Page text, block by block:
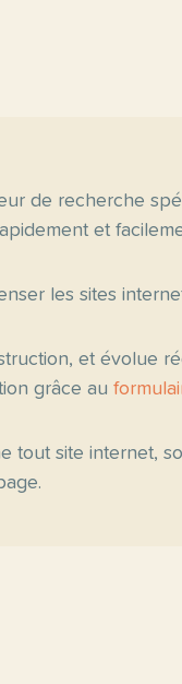
de recherche
et
les sites
et évolue
grâce au
tout site internet,